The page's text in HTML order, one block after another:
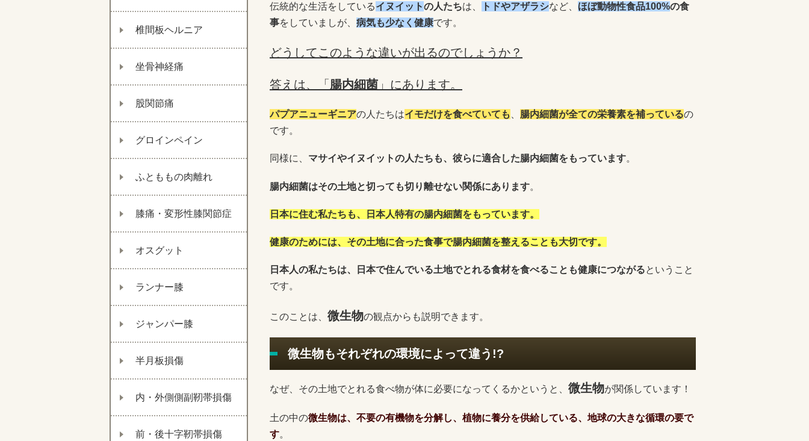
椎間板ヘルニア
坐骨神経痛
股関節痛
グロインペイン
ふとももの肉離れ
膝痛・変形性膝関節症
オスグット
ランナー膝
ジャンパー膝
半月板損傷
内・外側側副靭帯損傷
前・後十字靭帯損傷
伝統的な生活をしているイヌイットの人たちは、 トドやアザラシなど、 ほぼ動物性食品100%の食
事をしていましが、 病気も少なく健康です。
どうしてこのような違いが出るのでしょうか？
答えは、「 腸内細菌 」にあります。
パプアニューギニアの人たちはイモだけを食べていても 腸内細菌が全ての栄養素を補っているの
です。
同様に、 マサイやイヌイットの人たちも、彼らに適合した腸内細菌をもっています。
腸内細菌はその土地と切っても切り離せない関係にあります。
日本に住む私たちも、日本人特有の腸内細菌をもっています。
健康のためには、その土地に合った食事で腸内細菌を整えることも大切です。
日本人の私たちは、日本で住んでいる土地でとれる食材を食べることも健康につながるということ
です。
このことは、 微生物の観点からも説明できます。
微生物もそれぞれの環境によって違う!?
なぜ、その土地でとれる食べ物が体に必要になってくるかというと、 微生物が関係しています！
土の中の微生物は、不要の有機物を分解し、植物に養分を供給している、地球の大きな循環の要で
す。